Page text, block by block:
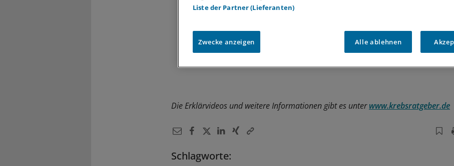
Die Erklärvideos und weitere Informationen gibt es unterwww.krebsratgeber.de
Schlagworte:
Liste der Partner (Lieferanten)
Zwecke anzeigen Alle ablehnen